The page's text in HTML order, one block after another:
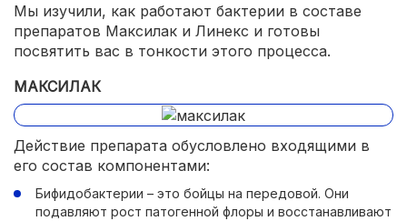
Мы изучили, как работают бактерии в составе
препаратов Максилак и Линекс и готовы
посвятить вас в тонкости этого процесса.
МАКСИЛАК
Действие препарата обусловлено входящими в
его состав компонентами:
Бифидобактерии – это бойцы на передовой. Они
подавляют рост патогенной флоры и восстанавливают